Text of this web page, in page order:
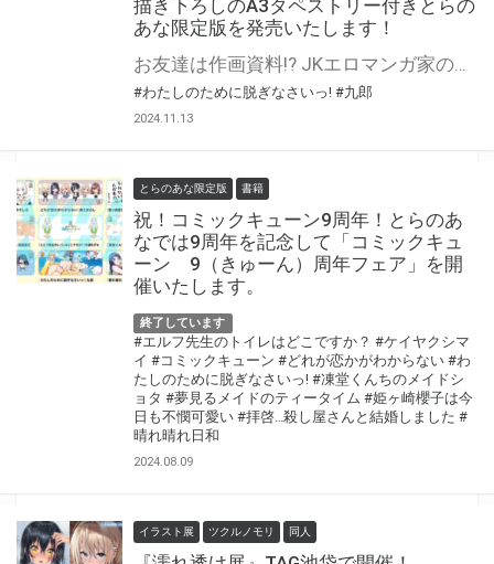
描き下ろしのA3タペストリー付きとらの
あな限定版を発売いたします！
お友達は作画資料!? JKエロマンガ家の起死回生コメディ! 「わたしのために脱ぎなさいっ!」第8巻が11月27日（水）に発売！ とらのあなでは発売を記念して「描きおろしA3タペストリー」付きとらのあな限定版を発売いたします。 イラストは「九郎」先生の描き下ろしです！ とらのあな限定版は数量限定となりますので是非お早めにお求めください！
#わたしのために脱ぎなさいっ! #九郎
2024.11.13
とらのあな限定版 書籍
祝！コミックキューン9周年！とらのあ
なでは9周年を記念して「コミックキュ
ーン 9（きゅーん）周年フェア」を開
催いたします。
終了しています
#エルフ先生のトイレはどこですか？ #ケイヤクシマ
イ #コミックキューン #どれが恋かがわからない #わ
たしのために脱ぎなさいっ! #凍堂くんちのメイドシ
ョタ #夢見るメイドのティータイム #姫ヶ崎櫻子は今
日も不憫可愛い #拝啓…殺し屋さんと結婚しました #
晴れ晴れ日和
2024.08.09
イラスト展 ツクルノモリ 同人